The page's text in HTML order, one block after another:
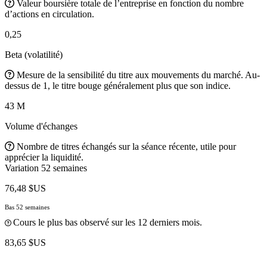
Valeur boursière totale de l’entreprise en fonction du nombre
d’actions en circulation.
0,25
Beta (volatilité)
Mesure de la sensibilité du titre aux mouvements du marché. Au-
dessus de 1, le titre bouge généralement plus que son indice.
43 M
Volume d'échanges
Nombre de titres échangés sur la séance récente, utile pour
apprécier la liquidité.
Variation 52 semaines
76,48 $US
Bas 52 semaines
Cours le plus bas observé sur les 12 derniers mois.
83,65 $US